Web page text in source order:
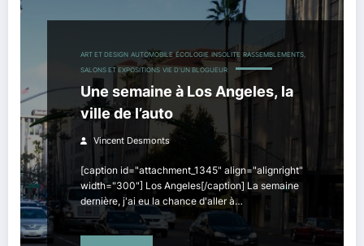
ART ET DESIGN AUTOMOBILE ÉCOLOGIE INSOLITE RASSEMBLEMENTS,
SALONS ET EXPOSITIONS VIE D'UN BLOGUEUR
Une semaine à Los Angeles, la
ville de l’auto
Vincent Desmonts
[caption id="attachment_1345" align="alignright"
width="300"] Los Angeles[/caption] La semaine
dernière, j'ai eu la chance d'aller à…